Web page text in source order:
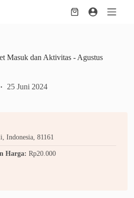
Shopping
Masuk dan Aktivitas - Agustus
25 Juni 2024
Indonesia, 81161
Harga: Rp20.000